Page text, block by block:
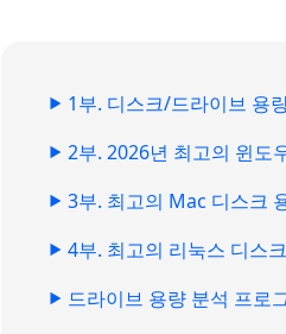
1부. 디스크/드라이브 용
2부. 2026년 최고의 윈도
3부. 최고의 Mac 디스크
4부. 최고의 리눅스 디스
드라이브 용량 분석 프로